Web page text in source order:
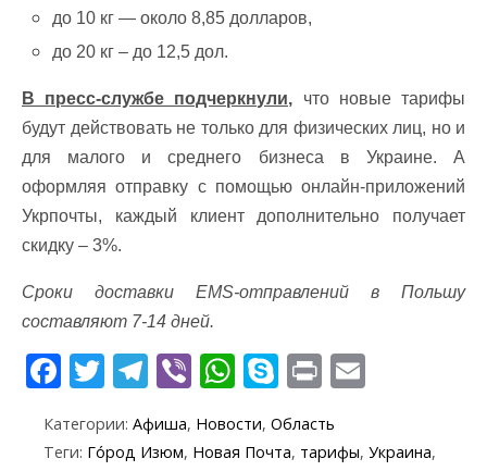
до 10 кг — около 8,85 долларов,
до 20 кг – до 12,5 дол.
В пресс-службе подчеркнули, что новые тарифы
будут действовать не только для физических лиц, но и
для малого и среднего бизнеса в Украине. А
оформляя отправку с помощью онлайн-приложений
Укрпочты, каждый клиент дополнительно получает
скидку – 3%.
Сроки доставки EMS-отправлений в Польшу
составляют 7-14 дней.
F
e
T
itt
T
el
e
Vi
er
W
at
S
k
y
Pr
t ai
Категории: Афиша, Новости, Область
Теги: Го́род Изюм, Новая Почта, тарифы, Украина,